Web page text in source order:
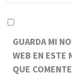
GUARDA MI
WEB EN ESTE
QUE